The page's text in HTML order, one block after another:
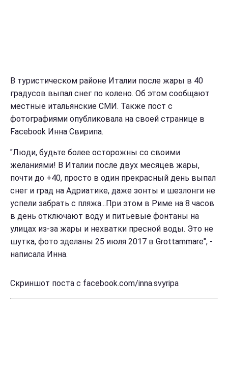
В туристическом районе Италии после жары в 40
градусов выпал снег по колено. Об этом сообщают
местные итальянские СМИ. Также пост с
фотографиями опубликовала на своей странице в
Facebook Инна Свирипа.
"Люди, будьте более осторожны со своими
желаниями! В Италии после двух месяцев жары,
почти до +40, просто в один прекрасный день выпал
снег и град на Адриатике, даже зонты и шезлонги не
успели забрать с пляжа...При этом в Риме на 8 часов
в день отключают воду и питьевые фонтаны на
улицах из-за жары и нехватки пресной воды. Это не
шутка, фото зделаны 25 июля 2017 в Grottammare", -
написала Инна.
Скриншот поста с facebook.com/inna.svyripa